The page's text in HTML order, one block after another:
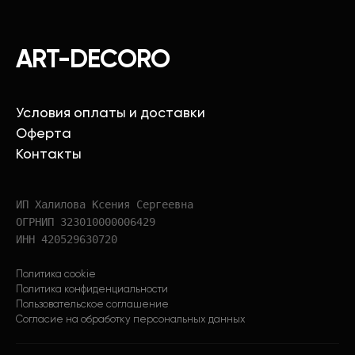
ART-DECORO
Условия оплаты и доставки
Оферта
Контакты
ИП Халилова Ксения Сергеевна
ОГРНИП 323010000006429
ИНН 420529630720
Политика cookie
Политика конфиденциальности
Пользовательское соглашение
Согласие на обработку персональных данных